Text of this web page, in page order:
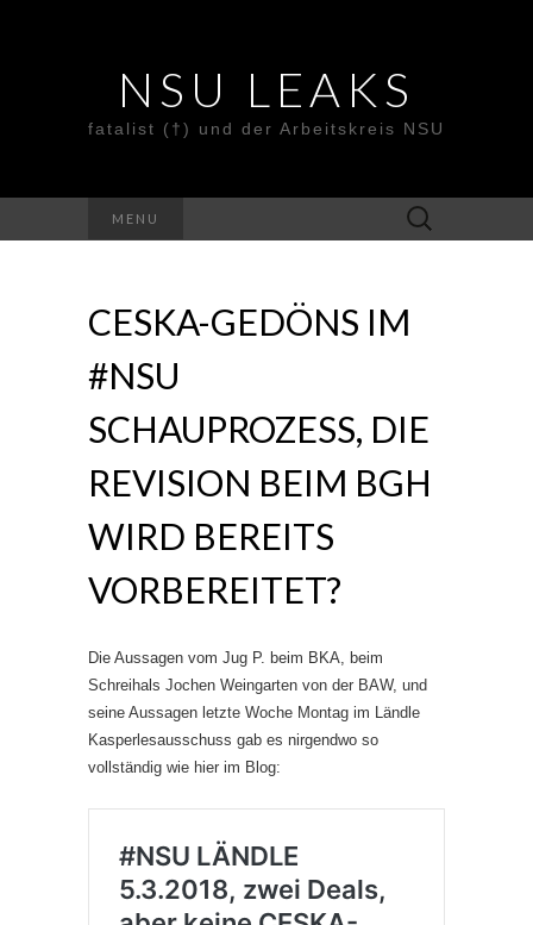
NSU LEAKS
fatalist (†) und der Arbeitskreis NSU
MENU
Suche
nach:
CESKA-GEDÖNS IM
#NSU
SCHAUPROZESS, DIE
REVISION BEIM BGH
WIRD BEREITS
VORBEREITET?
Die Aussagen vom Jug P. beim BKA, beim
Schreihals Jochen Weingarten von der BAW, und
seine Aussagen letzte Woche Montag im Ländle
Kasperlesausschuss gab es nirgendwo so
vollständig wie hier im Blog: